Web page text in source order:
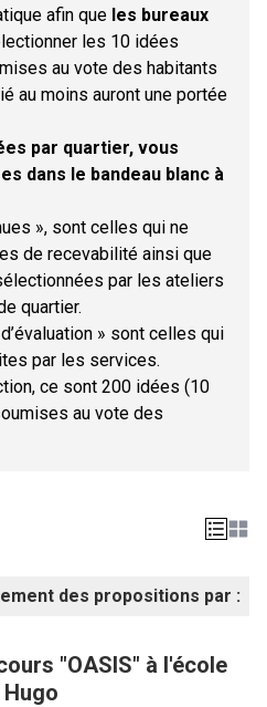
afin que les bureaux
les 10 idées
au vote des habitants
au moins auront une portée
par quartier, vous
dans le bandeau blanc à
», sont celles qui ne
de recevabilité ainsi que
par les ateliers
quartier.
» sont celles qui
par les services.
ce sont 200 idées (10
au vote des
des propositions par :
"OASIS" à l'école